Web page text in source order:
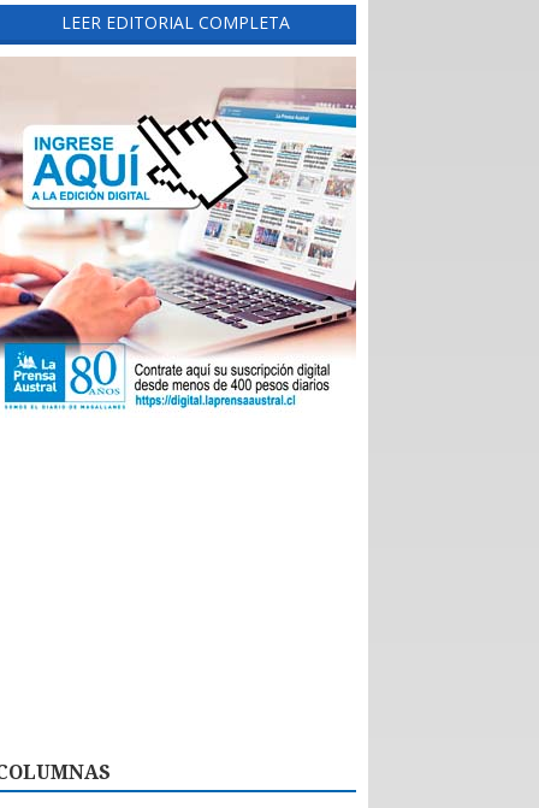
un entorno de profesionalismo y colaboración.
Lo que realmente otorga un valor estratégico a
catalizador de vínculos comerciales. El evento ha
facilitado de manera excepcional el acceso directo
de hoteles, restaurantes y otros servicios turísticos
-el sector Horeca- a una red diversificada de
proveedores.
Esta dinámica es fundamental para que pequeños
y medianos proveedores, tanto locales como
nacionales, puedan presentar sus innovaciones
directamente a los operadores que definen la
oferta de la temporada 2026-2027.
La feria ha permitido romper las barreras
tradicionales de intermediación. Al habilitar tres
salones de exposición para dar respuesta al alto
interés de los participantes, se generó un
ecosistema donde convivieron distribuidoras
Estos esfuerzos deben ser acompañados y
LEER EDITORIAL COMPLETA